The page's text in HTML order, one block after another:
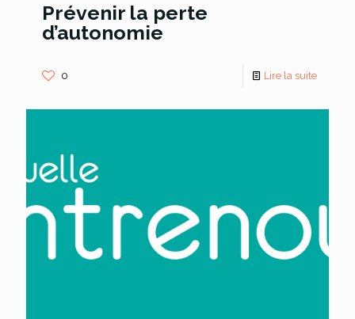
Prévenir la perte
d’autonomie
0 Lire la suite